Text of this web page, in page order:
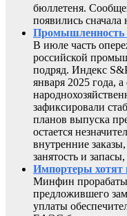
бюллетеня.
появились
Промышленность
В июле часть
российской
подряд. Индекс
января 2025 года,
зафиксировали
планов выпуска
остается
внутренние
занятость и
Импортеры хотят
Минфин
предложившего
уплаты